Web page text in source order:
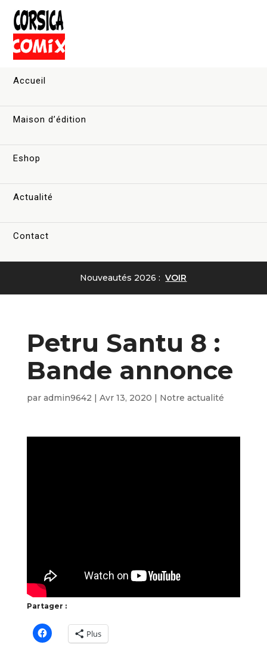
Accueil
Maison d’édition
Eshop
Actualité
Contact
Nouveautés 2026 :VOIR
Petru Santu 8 :
Bande annonce
par admin9642 | Avr 13, 2020 | Notre actualité
Partager :
Plus